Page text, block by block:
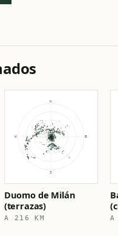
Duomo de Milán
(terrazas)
A 216 KM A